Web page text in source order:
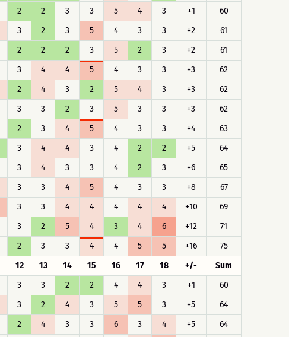
2 2 3 3 5 4 3 +1
60
3 2 3 5 4 3 3 +2
61
2 2 2 3 5 2 3 +2
61
3 4 4 5 4 3 3 +3
62
2 4 3 2 5 4 3 +3
62
3 3 2 3 5 3 3 +3
62
2 3 4 5 4 3 3 +4
63
3 4 4 3 4 2 2 +5
64
3 4 3 3 4 2 3 +6
65
3 3 4 5 4 3 3 +8
67
3 3 4 4 4 4 4 +10
69
3 2 5 4 3 4 6 +12
71
2 3 3 4 4 5 5 +16
75
12 13 14 15 16 17 18 +/-
Sum
3 3 2 2 4 4 3 +1
60
3 2 4 3 5 5 3 +5
64
2 4 3 3 6 3 4 +5
64